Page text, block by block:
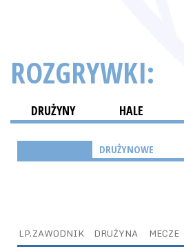
ROZGRYWKI:
DRUŻYNY HALE
DRUŻYNOWE
LP.ZAWODNIK DRUŻYNA MECZE